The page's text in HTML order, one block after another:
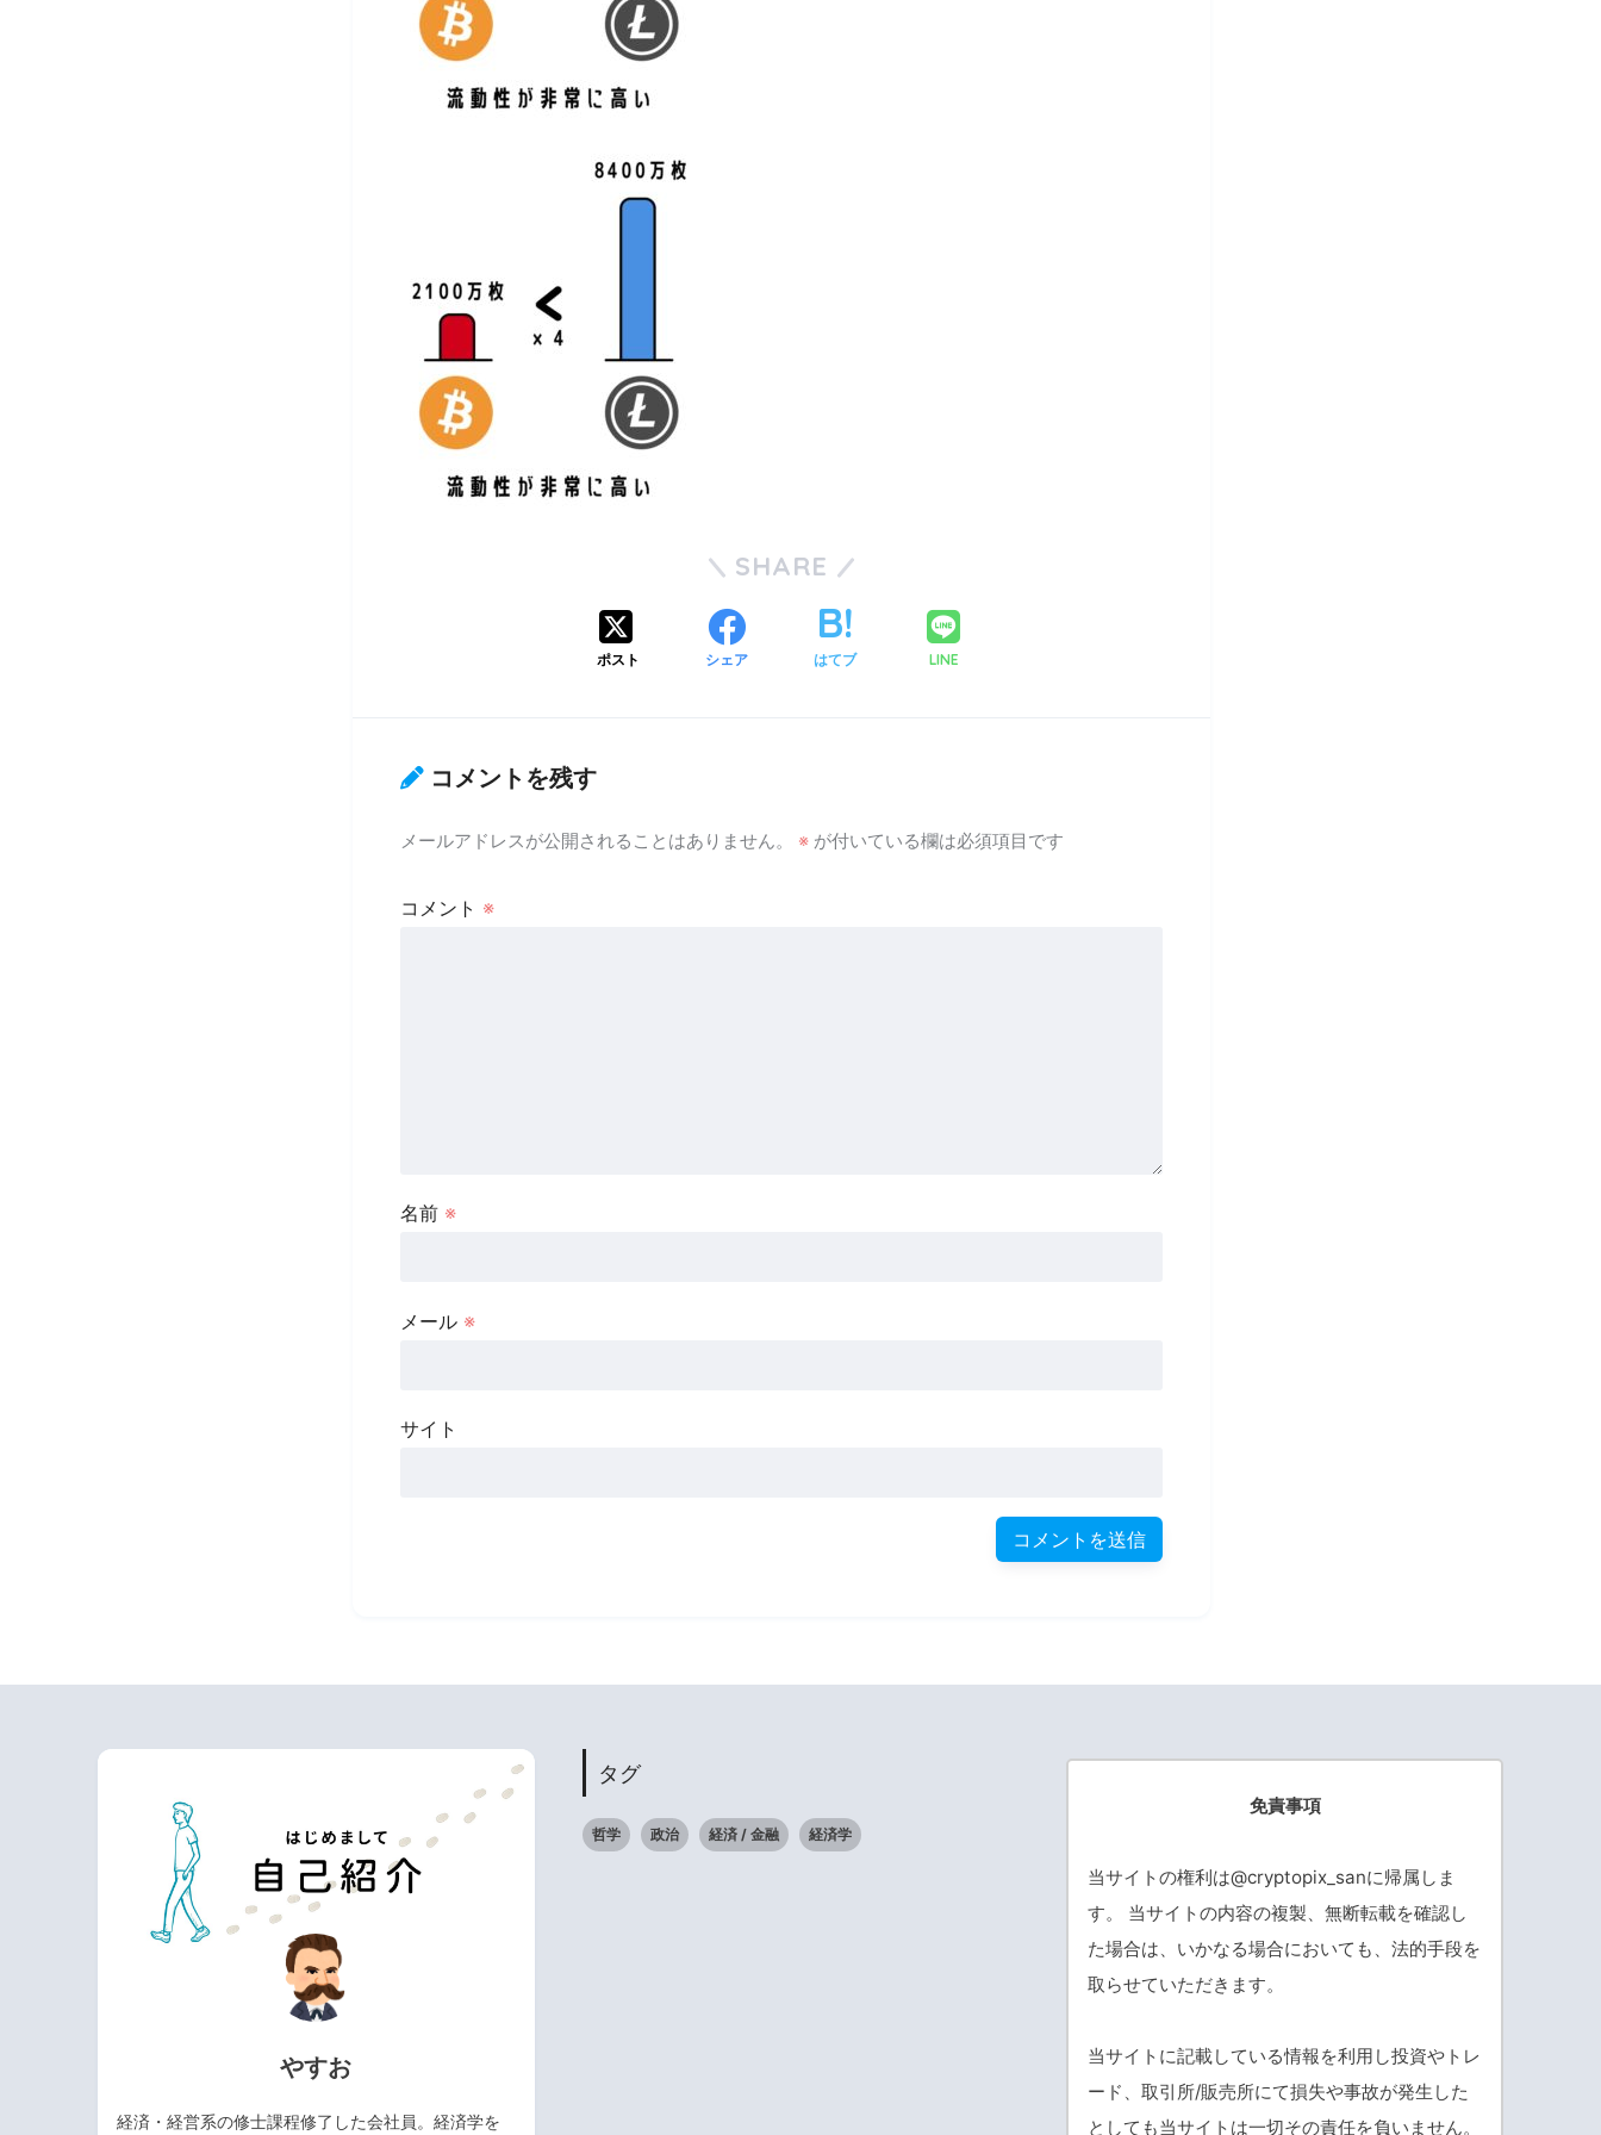
SHARE
ポスト シェア はてブ LINE
コメントを残す
メールアドレスが公開されることはありません。 ※が付いている欄は必須項目です
コメント ※
名前 ※
メール ※
サイト
やすお
経済・経営系の修士課程修了した会社員。経済学を
タグ
哲学 政治 経済 / 金融 経済学
免責事項
当サイトの権利は@cryptopix_sanに帰属しま
す。 当サイトの内容の複製、無断転載を確認し
た場合は、いかなる場合においても、法的手段を
取らせていただきます。
当サイトに記載している情報を利用し投資やトレ
ード、取引所/販売所にて損失や事故が発生した
としても当サイトは一切その責任を負いません。